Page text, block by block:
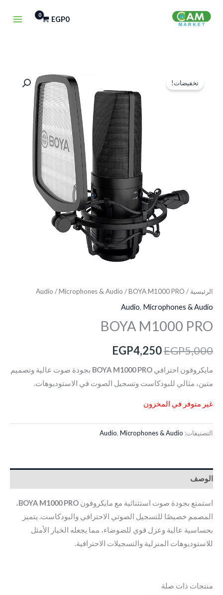
EGP0
تخفيضات!
الرئيسية /
Audio /Microphones & Audio / BOYA M1000 PRO
Audio, Microphones & Audio
BOYA M1000 PRO
EGP5,000
الأصلي
EGP5,000.
EGP4,250
الحالي
هو:
EGP4,250.
مايكروفون احترافي BOYA M1000 PRO بجودة صوت عالية وتصميم
متين، مثالي للبودكاست وتسجيل الصوت في الاستوديوهات.
غير متوفر في المخزون
التصنيفات: Audio, Microphones & Audio
الوصف
استمتع بجودة صوت استثنائية مع مايكروفون BOYA M1000 PRO،
المصمم خصيصًا للتسجيل الصوتي الاحترافي والبودكاست. يتميز
بحساسية عالية وعزل قوي للضوضاء، مما يجعله الخيار الأمثل
للاستوديوهات المنزلية والتسجيلات الاحترافية.
منتجات ذات صلة